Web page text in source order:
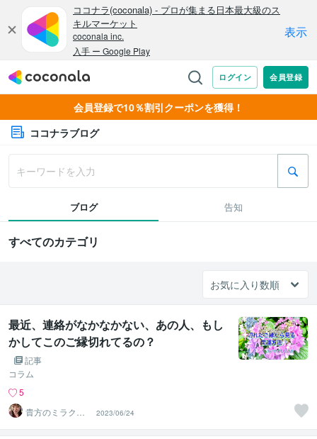
会員登録で10％割引クーポンを獲得！
ココナラブログ
ブログ 告知
すべてのカテゴリ
最近、連絡がなかなかない、あの人、もし
かしてこのご縁切れてるの？
記事
コラム
5
貴方のミラクル
サポータールナ
☆クリスタル
2023/06/24